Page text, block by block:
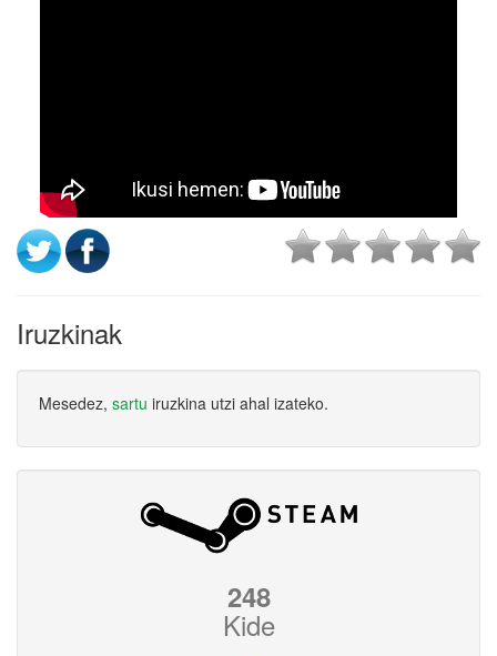
Iruzkinak
Mesedez, sartu iruzkina utzi ahal izateko.
248
Kide